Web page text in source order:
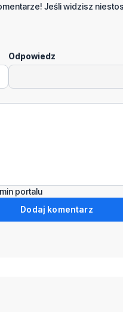
Jeśli widzisz
Odpowiedz
portalu
Dodaj komentarz